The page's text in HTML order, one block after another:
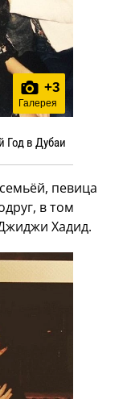
+3
Галерея
Год в Дубаи
певица
в том
Хадид.